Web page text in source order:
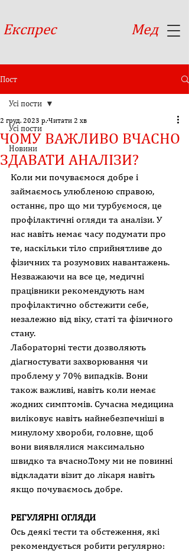
Експрес Мед
Пост
Усі пости
Новини
Усі пости
ЧОМУ ВАЖЛИВО ВЧАСНО
ЗДАВАТИ АНАЛІЗИ?
2 груд. 2023 р. Читати 2 хв
Коли ми почуваємося добре і
займаємось улюбленою справою,
останнє, про що ми турбуємося, це
профілактичні огляди та аналізи. У
нас навіть немає часу подумати про
те, наскільки тіло сприйнятливе до
фізичних та розумових навантажень.
Незважаючи на все це, медичні
працівники рекомендують нам
профілактично обстежити себе,
незалежно від віку, статі та фізичного
стану.
Лабораторні тести дозволяють
діагностувати захворювання чи
проблему у 70% випадків. Вони
також важливі, навіть коли немає
жодних симптомів. Сучасна медицина
виліковує навіть найнебезпечніші в
минулому хвороби, головне, щоб
вони виявлялися максимально
швидко та вчасно.Тому ми не повинні
відкладати візит до лікаря навіть
якщо почуваємось добре.
РЕГУЛЯРНІ ОГЛЯДИ
Ось деякі тести та обстеження, які
рекомендується робити регулярно: